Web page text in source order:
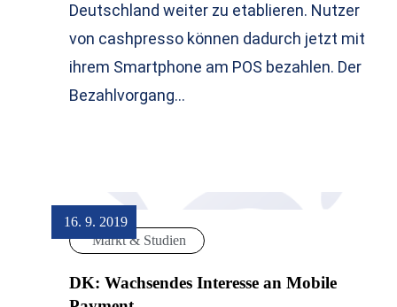
Deutschland weiter zu etablieren. Nutzer
von cashpresso können dadurch jetzt mit
ihrem Smartphone am POS bezahlen. Der
Bezahlvorgang…
16. 9. 2019
Markt & Studien
DK: Wachsendes Interesse an Mobile